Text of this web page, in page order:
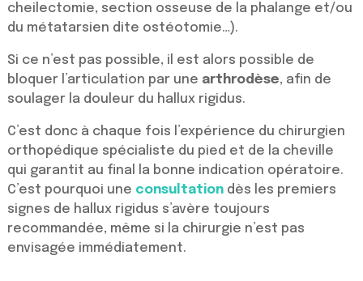
cheilectomie, section osseuse de la phalange et/ou
du métatarsien dite ostéotomie…).
Si ce n’est pas possible, il est alors possible de
bloquer l’articulation par une arthrodèse, afin de
soulager la douleur du hallux rigidus.
C’est donc à chaque fois l’expérience du chirurgien
orthopédique spécialiste du pied et de la cheville
qui garantit au final la bonne indication opératoire.
C’est pourquoi une consultationdès les premiers
signes de hallux rigidus s’avère toujours
recommandée, même si la chirurgie n’est pas
envisagée immédiatement.